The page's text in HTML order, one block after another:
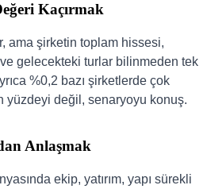
Kaçırmak
ama şirketin toplam hissesi,
gelecekteki turlar bilinmeden tek
%0,2 bazı şirketlerde çok
yüzdeyi değil, senaryoyu konuş.
Anlaşmak
ekip, yatırım, yapı sürekli